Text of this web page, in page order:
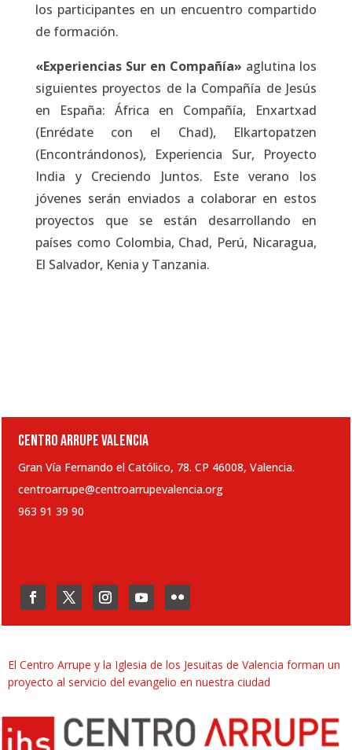
los participantes en un encuentro compartido
de formación.
«Experiencias Sur en Compañía» aglutina los
siguientes proyectos de la Compañía de Jesús
en España: África en Compañía, Enxartxad
(Enrédate con el Chad), Elkartopatzen
(Encontrándonos), Experiencia Sur, Proyecto
India y Creciendo Juntos. Este verano los
jóvenes serán enviados a colaborar en estos
proyectos que se están desarrollando en
países como Colombia, Chad, Perú, Nicaragua,
El Salvador, Kenia y Tanzania.
CENTRO ARRUPE VALENCIA
Gran Vía Fernando el Católico, 78. CP 46008, Valencia.
centroarrupe@centroarrupevalencia.org
963 91 39 90
El Centro Arrupe y la Iglesia de los Jesuitas de Valencia forman un
proyecto al servicio del evangelio en nuestra ciudad